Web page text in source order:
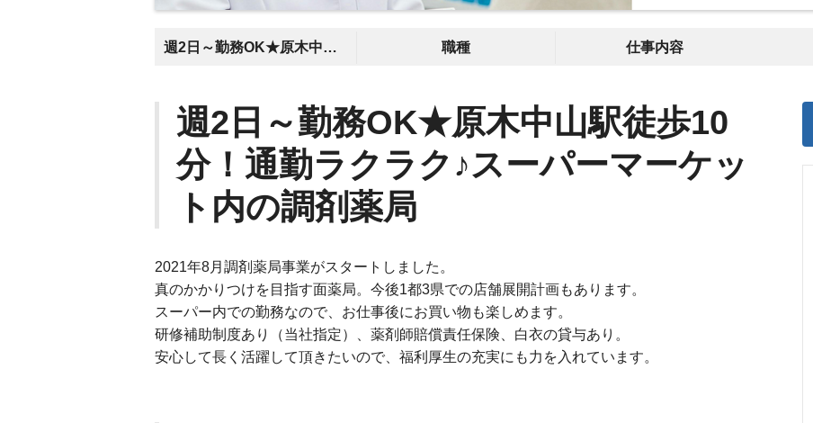
週2日～勤務OK★原木中山駅徒歩10分！通勤ラクラク♪スーパーマーケット内の調剤薬局 職種 仕事内容
週2日～勤務OK★原木中山駅徒歩10
分！通勤ラクラク♪スーパーマーケッ
ト内の調剤薬局
2021年8月調剤薬局事業がスタートしました。
真のかかりつけを目指す面薬局。今後1都3県での店舗展開計画もあります。
スーパー内での勤務なので、お仕事後にお買い物も楽しめます。
研修補助制度あり（当社指定）、薬剤師賠償責任保険、白衣の貸与あり。
安心して長く活躍して頂きたいので、福利厚生の充実にも力を入れています。